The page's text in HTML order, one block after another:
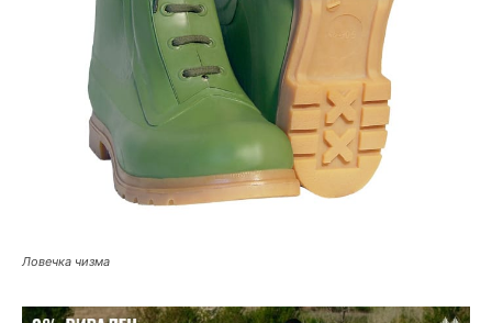
Ловечка чизма